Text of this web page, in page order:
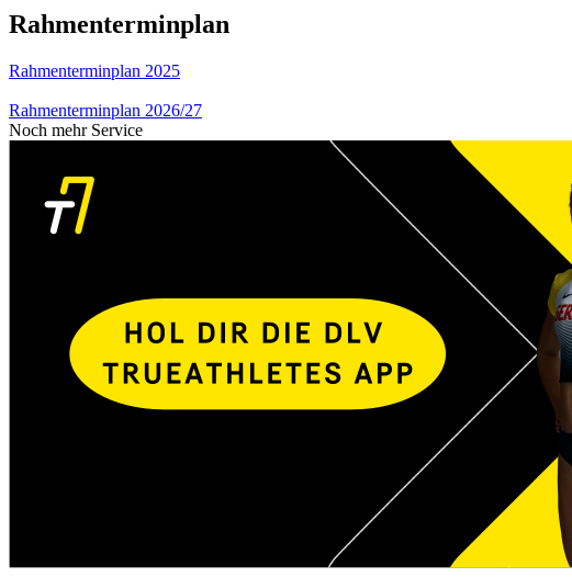
Rahmenterminplan
Rahmenterminplan 2025
Rahmenterminplan 2026/27
Noch mehr Service